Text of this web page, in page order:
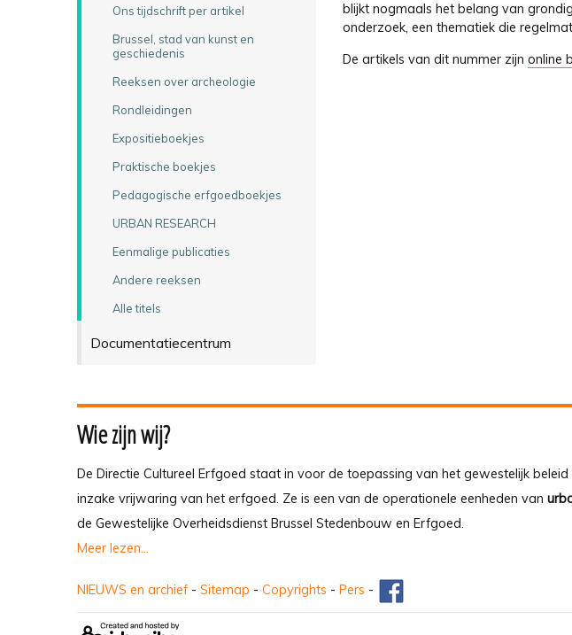
Ons tijdschrift per artikel
Brussel, stad van kunst en
geschiedenis
Reeksen over archeologie
Rondleidingen
Expositieboekjes
Praktische boekjes
Pedagogische erfgoedboekjes
URBAN RESEARCH
Eenmalige publicaties
Andere reeksen
Alle titels
Documentatiecentrum
blijkt nogmaals het belang van
onderzoek, een thematiek die
De artikels van dit nummer zijn online
Wie zijn wij?
De Directie Cultureel Erfgoed staat in voor de toepassing van het gewestelijk beleid
inzake vrijwaring van het erfgoed. Ze is een van de operationele eenheden van
de Gewestelijke Overheidsdienst Brussel Stedenbouw en Erfgoed.
Meer lezen...
NIEUWS en archief - Sitemap - Copyrights - Pers -